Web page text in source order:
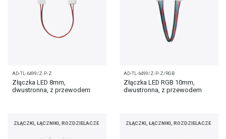
AD-TL-6499/Z-P-Z
Złączka LED 8mm,
dwustronna, z przewodem
AD-TL-6499/Z-P-Z/RGB
Złączka LED RGB 10mm,
dwustronna, z przewodem
ZŁĄCZKI, ŁĄCZNIKI, ROZDZIELACZE ZŁĄCZKI, ŁĄCZNIKI, ROZDZIELACZE